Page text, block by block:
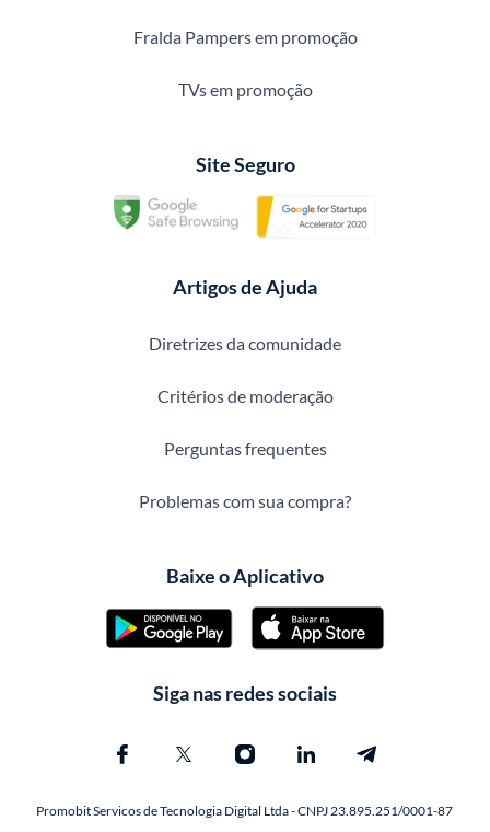
Fralda Pampers em promoção
TVs em promoção
Site Seguro
Artigos de Ajuda
Diretrizes da comunidade
Critérios de moderação
Perguntas frequentes
Problemas com sua compra?
Baixe o Aplicativo
Siga nas redes sociais
Promobit Servicos de Tecnologia Digital Ltda - CNPJ 23.895.251/0001-87